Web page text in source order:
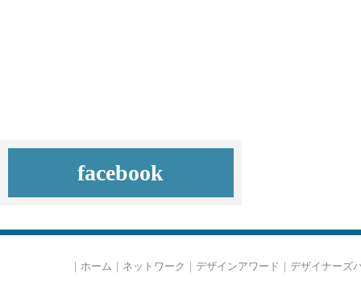
facebook
ホーム ネットワーク デザインアワード デザイナーズ